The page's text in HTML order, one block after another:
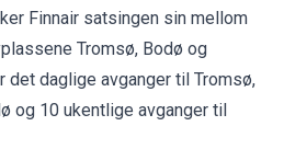
Finnair satsingen sin mellom
Tromsø, Bodø og
det daglige avganger til Tromsø,
og 10 ukentlige avganger til